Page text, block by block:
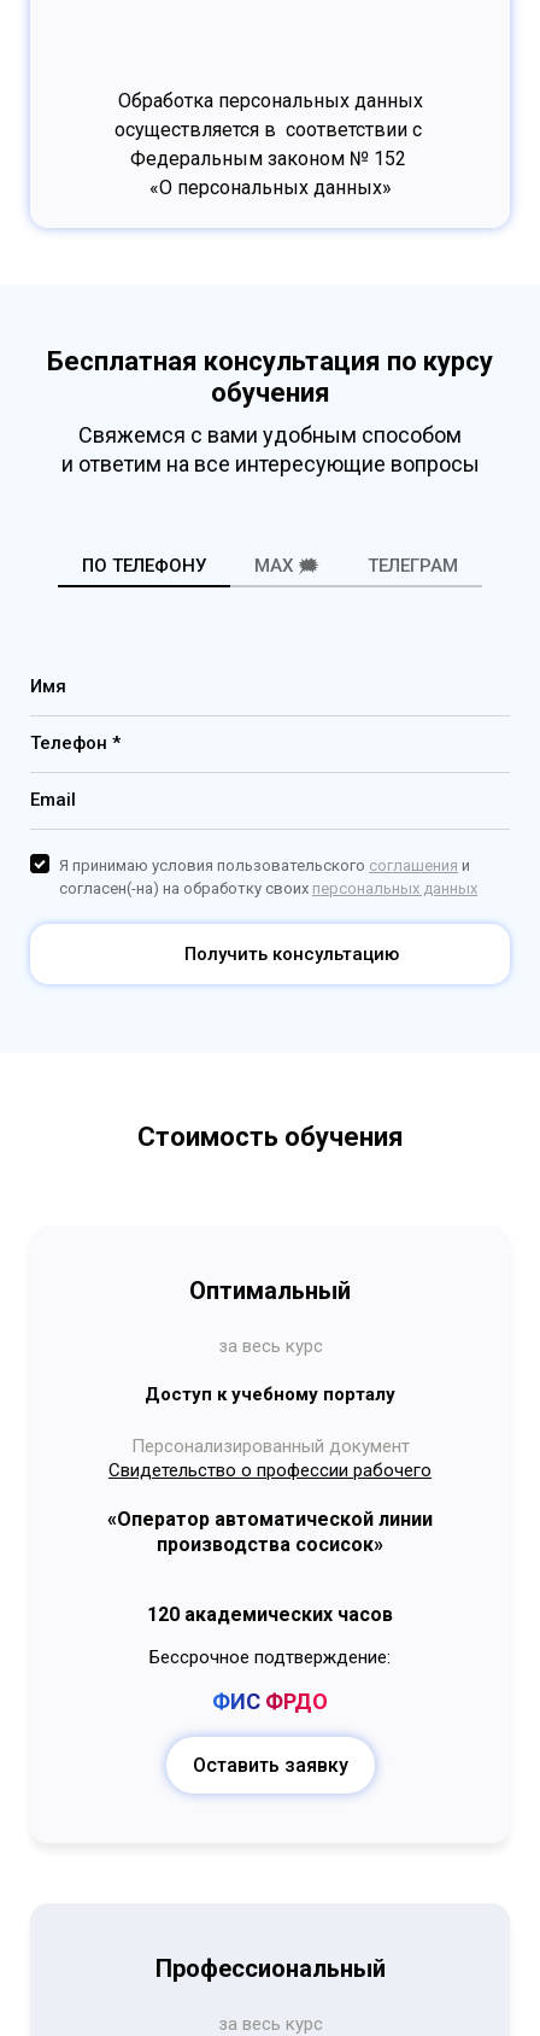
Обработка персональных данных
осуществляется в соответствии с
Федеральным законом № 152
«О персональных данных»
Бесплатная консультация по курсу
обучения
Свяжемся с вами удобным способом
и ответим на все интересующие вопросы
ПО ТЕЛЕФОНУ MAX 🗯️ ТЕЛЕГРАМ
Имя
Телефон *
Email
Получить консультацию
Я принимаю условия пользовательского соглашения и
согласен(-на) на обработку своих персональных данных
Стоимость обучения
Оптимальный
за весь курс
Доступ к учебному порталу
Персонализированный документ
Свидетельство о профессии рабочего
«Оператор автоматической линии
производства сосисок»
120 академических часов
Бессрочное подтверждение:
ФИС ФРДО
Оставить заявку
Профессиональный
за весь курс